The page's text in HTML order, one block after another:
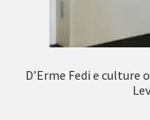
D’Erme Fedi e